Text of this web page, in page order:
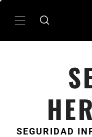
MenÃº
SEGURIDAD